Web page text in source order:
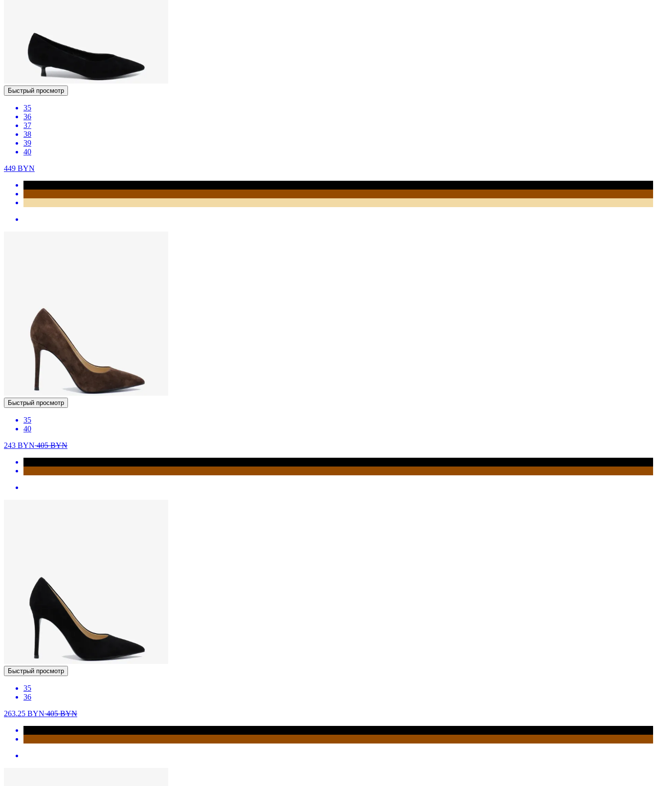
Быстрый просмотр
35
36
37
38
39
40
449 BYN
Быстрый просмотр
35
40
243 BYN405BYN
Быстрый просмотр
35
36
263.25 BYN405BYN